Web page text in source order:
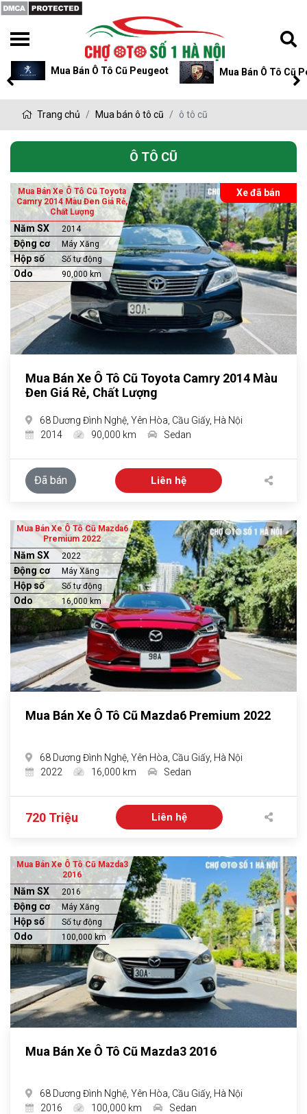
Mua Bán Ô Tô Cũ Peugeot Mua Bán Ô Tô Cũ
Trang chủ Mua bán ô tô cũ ô tô cũ
Ô TÔ CŨ
Xe đã bán
Mua Bán Xe Ô Tô Cũ Toyota
Camry 2014 Màu Đen Giá Rẻ,
Chất Lượng
Năm SX 2014
Động cơ Máy Xăng
Hộp số Số tự động
Odo 90,000 km
Mua Bán Xe Ô Tô Cũ Toyota Camry 2014 Màu
Đen Giá Rẻ, Chất Lượng
68 Dương Đình Nghệ, Yên Hòa, Cầu Giấy, Hà Nội
2014
90,000 km Sedan
Đã bán Liên hệ
Mua Bán Xe Ô Tô Cũ Mazda6
Premium 2022
Năm SX 2022
Động cơ Máy Xăng
Hộp số Số tự động
Odo 16,000 km
Mua Bán Xe Ô Tô Cũ Mazda6 Premium 2022
68 Dương Đình Nghệ, Yên Hòa, Cầu Giấy, Hà Nội
2022
16,000 km Sedan
720 Triệu Liên hệ
Mua Bán Xe Ô Tô Cũ Mazda3
2016
Năm SX 2016
Động cơ Máy Xăng
Hộp số Số tự động
Odo 100,000 km
Mua Bán Xe Ô Tô Cũ Mazda3 2016
68 Dương Đình Nghệ, Yên Hòa, Cầu Giấy, Hà Nội
2016
100,000 km Sedan